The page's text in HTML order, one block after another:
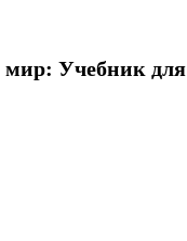
Учебник для